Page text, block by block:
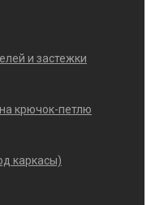
и застежки
крючок-петлю
каркасы)